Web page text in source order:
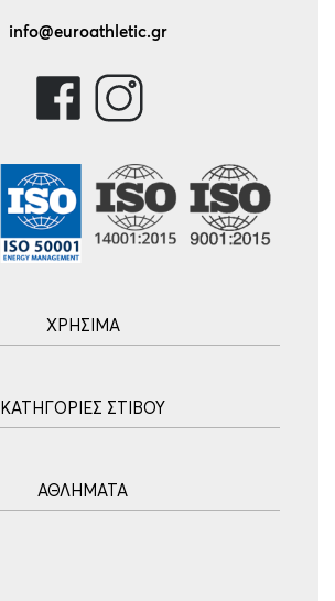
info@euroathletic.gr
ΧΡΗΣΙΜΑ
Blog
Τρόποι Πληρωμής
ΚΑΤΗΓΟΡΙΕΣ ΣΤΙΒΟΥ
Σφυροβολία
ΑΘΛΗΜΑΤΑ